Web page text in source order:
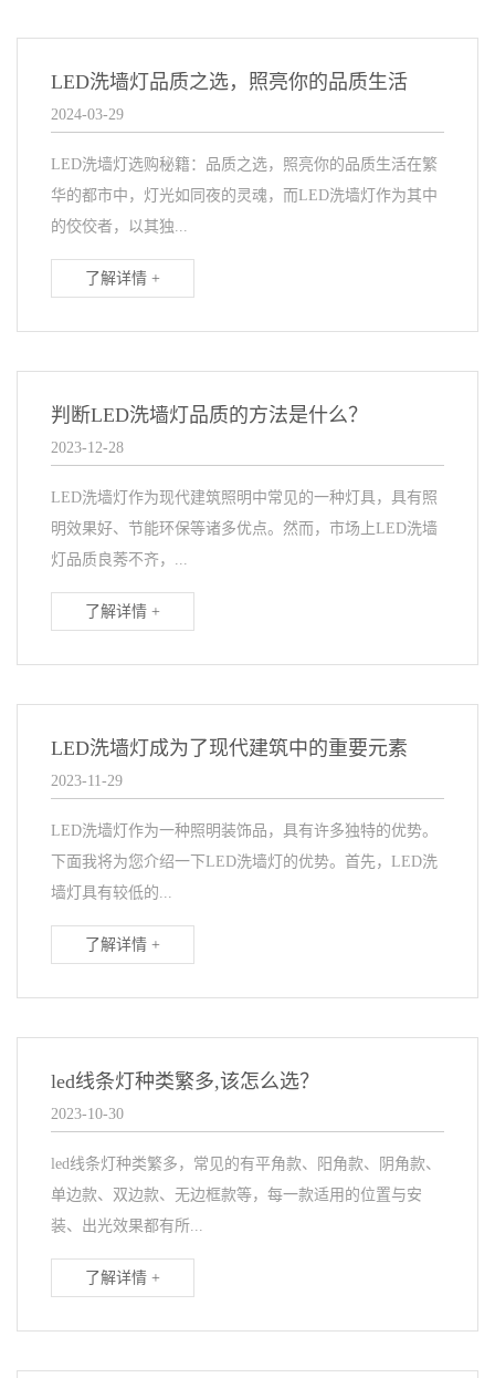
LED洗墙灯品质之选，照亮你的品质生活
2024-03-29
LED洗墙灯选购秘籍：品质之选，照亮你的品质生活在繁
华的都市中，灯光如同夜的灵魂，而LED洗墙灯作为其中
的佼佼者，以其独...
了解详情 +
判断LED洗墙灯品质的方法是什么？
2023-12-28
LED洗墙灯作为现代建筑照明中常见的一种灯具，具有照
明效果好、节能环保等诸多优点。然而，市场上LED洗墙
灯品质良莠不齐，...
了解详情 +
LED洗墙灯成为了现代建筑中的重要元素
2023-11-29
LED洗墙灯作为一种照明装饰品，具有许多独特的优势。
下面我将为您介绍一下LED洗墙灯的优势。首先，LED洗
墙灯具有较低的...
了解详情 +
led线条灯种类繁多,该怎么选？
2023-10-30
led线条灯种类繁多，常见的有平角款、阳角款、阴角款、
单边款、双边款、无边框款等，每一款适用的位置与安
装、出光效果都有所...
了解详情 +